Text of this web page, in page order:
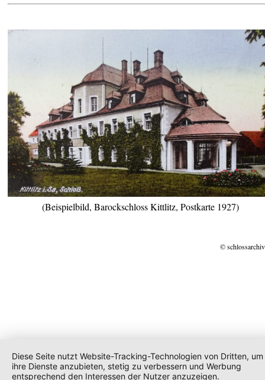
(Beispielbild, Barockschloss Kittlitz, Postkarte 1927)
©
Diese Seite nutzt Website-Tracking-Technologien von Dritten, um
ihre Dienste anzubieten, stetig zu verbessern und Werbung
entsprechend den Interessen der Nutzer anzuzeigen.